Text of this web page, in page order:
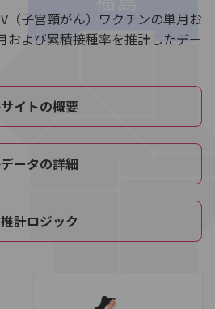
（子宮頸がん）ワクチンの単月お
および累積接種率を推計したデー
サイトの概要
データの詳細
推計ロジック